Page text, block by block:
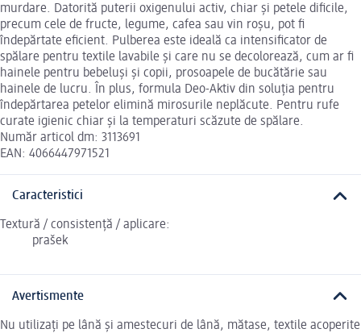
murdare. Datorită puterii oxigenului activ, chiar și petele dificile,
precum cele de fructe, legume, cafea sau vin roșu, pot fi
îndepărtate eficient. Pulberea este ideală ca intensificator de
spălare pentru textile lavabile și care nu se decolorează, cum ar fi
hainele pentru bebeluși și copii, prosoapele de bucătărie sau
hainele de lucru. În plus, formula Deo-Aktiv din soluția pentru
îndepărtarea petelor elimină mirosurile neplăcute. Pentru rufe
curate igienic chiar și la temperaturi scăzute de spălare.
Număr articol dm: 3113691
EAN: 4066447971521
Caracteristici
Textură / consistență / aplicare:
prašek
Avertismente
Nu utilizați pe lână și amestecuri de lână, mătase, textile acoperite